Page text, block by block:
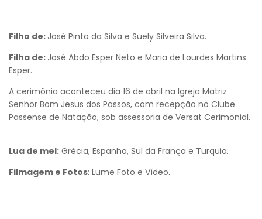
Filho de: José Pinto da Silva e Suely Silveira Silva.
Filha de: José Abdo Esper Neto e Maria de Lourdes Martins
Esper.
A cerimônia aconteceu dia 16 de abril na Igreja Matriz
Senhor Bom Jesus dos Passos, com recepção no Clube
Passense de Natação, sob assessoria de Versat Cerimonial.
Lua de mel: Grécia, Espanha, Sul da França e Turquia.
Filmagem e Fotos: Lume Foto e Vídeo.